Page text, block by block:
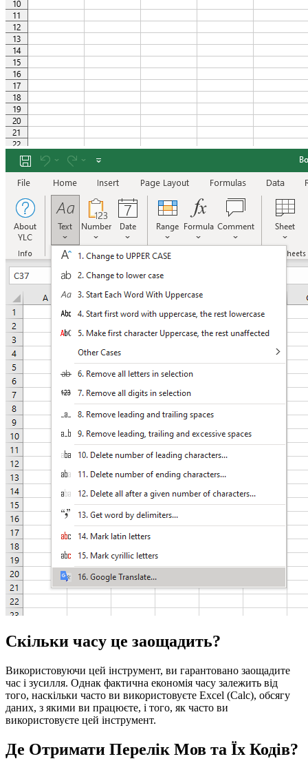
Скільки часу це заощадить?
Використовуючи цей інструмент, ви гарантовано заощадите
час і зусилля. Однак фактична економія часу залежить від
того, наскільки часто ви використовуєте Excel (Calc), обсягу
даних, з якими ви працюєте, і того, як часто ви
використовуєте цей інструмент.
Де Отримати Перелік Мов та Їх Кодів?